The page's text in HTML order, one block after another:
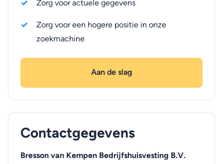
Zorg voor actuele gegevens
Zorg voor een hogere positie in onze
zoekmachine
Aan de slag
Contactgegevens
Bresson van Kempen Bedrijfshuisvesting B.V.